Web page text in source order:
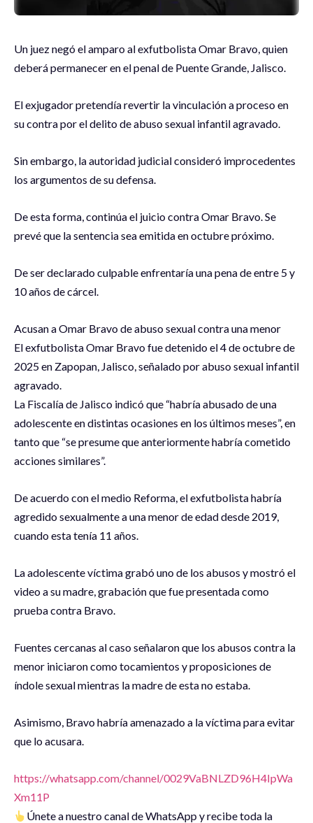
Un juez negó el amparo al exfutbolista Omar Bravo, quien
deberá permanecer en el penal de Puente Grande, Jalisco.
El exjugador pretendía revertir la vinculación a proceso en
su contra por el delito de abuso sexual infantil agravado.
Sin embargo, la autoridad judicial consideró improcedentes
los argumentos de su defensa.
De esta forma, continúa el juicio contra Omar Bravo. Se
prevé que la sentencia sea emitida en octubre próximo.
De ser declarado culpable enfrentaría una pena de entre 5 y
10 años de cárcel.
Acusan a Omar Bravo de abuso sexual contra una menor
El exfutbolista Omar Bravo fue detenido el 4 de octubre de
2025 en Zapopan, Jalisco, señalado por abuso sexual infantil
agravado.
La Fiscalía de Jalisco indicó que “habría abusado de una
adolescente en distintas ocasiones en los últimos meses”, en
tanto que “se presume que anteriormente habría cometido
acciones similares”.
De acuerdo con el medio Reforma, el exfutbolista habría
agredido sexualmente a una menor de edad desde 2019,
cuando esta tenía 11 años.
La adolescente víctima grabó uno de los abusos y mostró el
video a su madre, grabación que fue presentada como
prueba contra Bravo.
Fuentes cercanas al caso señalaron que los abusos contra la
menor iniciaron como tocamientos y proposiciones de
índole sexual mientras la madre de esta no estaba.
Asimismo, Bravo habría amenazado a la víctima para evitar
que lo acusara.
https://whatsapp.com/channel/0029VaBNLZD96H4IpWa
Xm11P
Únete a nuestro canal de WhatsApp y recibe toda la